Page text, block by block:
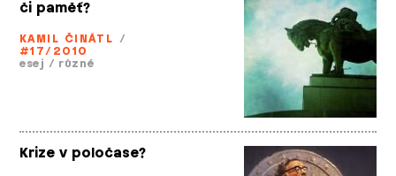
či paměť?
KAMIL ČINÁTL /
#17/2010
esej / různé
Krize v poločase?